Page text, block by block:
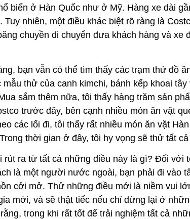
biến ở Hàn Quốc như ở Mỹ. Hàng xe dài
Tuy nhiên, một điều khác biệt rõ ràng là
chuyền di chuyển đưa khách hàng và xe
bạn vẫn có thể tìm thấy các trạm thử đồ
mẫu thử của canh kimchi, bánh kếp khoai tây
sắm thêm nữa, tôi thấy hàng trăm sản
trước đây, bên cạnh nhiều món ăn vặt
các lối đi, tôi thấy rất nhiều món ăn vặt
thời gian ở đây, tôi hy vọng sẽ thử tất cả
rút ra từ tất cả những điều này là gì? Đối với
là một người nước ngoài, bạn phải đi vào
cởi mở. Thử những điều mới là niềm vui
mới, và sẽ thật tiếc nếu chỉ dừng lại ở
trong khi rất tốt để trải nghiệm tất cả